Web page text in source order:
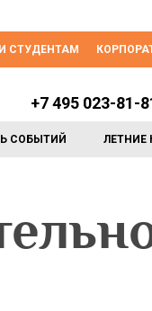
СТУДЕНТАМ
СОБЫТИЙ ЛЕТНИЕ
+7 495 023-81-